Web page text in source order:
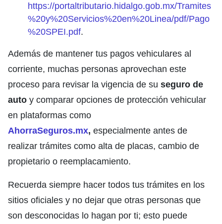
https://portaltributario.hidalgo.gob.mx/Tramites
%20y%20Servicios%20en%20Linea/pdf/Pago
%20SPEI.pdf.
Además de mantener tus pagos vehiculares al
corriente, muchas personas aprovechan este
proceso para revisar la vigencia de su seguro de
auto y comparar opciones de protección vehicular
en plataformas como
AhorraSeguros.mx, especialmente antes de
realizar trámites como alta de placas, cambio de
propietario o reemplacamiento.
Recuerda siempre hacer todos tus trámites en los
sitios oficiales y no dejar que otras personas que
son desconocidas lo hagan por ti; esto puede